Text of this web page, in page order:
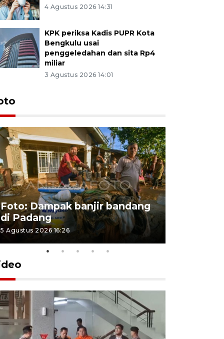
4 Agustus 2026 14:31
KPK periksa Kadis PUPR Kota
Bengkulu usai
penggeledahan dan sita Rp4
miliar
3 Agustus 2026 14:01
Foto: Dampak banjir bandang
di Padang
5 Agustus 2026 16:26